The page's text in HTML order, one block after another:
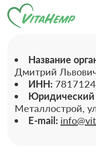
Название
Дмитрий
ИНН:
Юридический
Металлострой,
E-mail: